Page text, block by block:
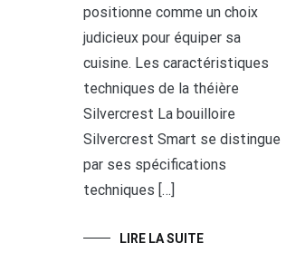
positionne comme un choix
judicieux pour équiper sa
cuisine. Les caractéristiques
techniques de la théière
Silvercrest La bouilloire
Silvercrest Smart se distingue
par ses spécifications
techniques […]
LIRE LA SUITE